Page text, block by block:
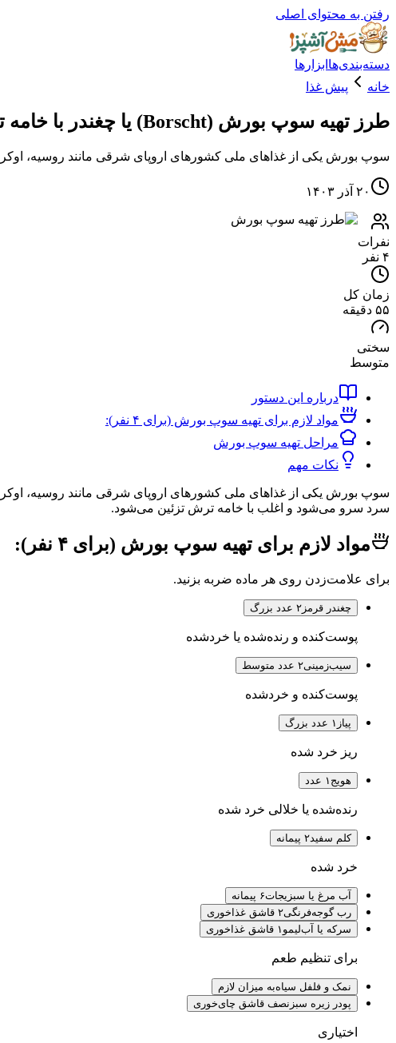
رفتن به محتوای اصلی
دسته‌بندی‌ها ابزارها
خانه
پیش غذا
طرز تهیه سوپ بورش (Borscht) یا چغندر با خامه ترش
سوپ بورش یکی از غذاهای ملی کشورهای اروپای شرقی مانند روسیه،
۲۰ آذر ۱۴۰۳
نفرات
۴ نفر
زمان کل
۵۵ دقیقه
سختی
متوسط
درباره این دستور
مواد لازم برای تهیه سوپ بورش (برای ۴ نفر):
مراحل تهیه سوپ بورش
نکات مهم
سوپ بورش یکی از غذاهای ملی کشورهای اروپای شرقی مانند روسیه،
سرد سرو می‌شود و اغلب با خامه ترش تزئین می‌شود.
مواد لازم برای تهیه سوپ بورش (برای ۴ نفر):
برای علامت‌زدن روی هر ماده ضربه بزنید.
چغندر قرمز ۲ عدد بزرگ
پوست‌کنده و رنده‌شده یا خردشده
سیب‌زمینی۲ عدد متوسط
پوست‌کنده و خردشده
پیاز ۱ عدد بزرگ
ریز خرد شده
هویج ۱ عدد
رنده‌شده یا خلالی خرد شده
کلم سفید۲ پیمانه
خرد شده
آب مرغ یا سبزیجات۶ پیمانه
رب گوجه‌فرنگی۲ قاشق غذاخوری
سرکه یا آب‌لیمو ۱ قاشق غذاخوری
برای تنظیم طعم
نمک و فلفل سیاهبه میزان لازم
پودر زیره سبز نصف قاشق چای‌خوری
اختیاری